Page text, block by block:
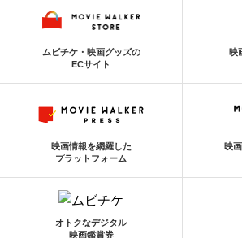
ムビチケ・映画グッズの
ECサイト
映
映画情報を網羅した
プラットフォーム
映
オトクなデジタル
映画鑑賞券